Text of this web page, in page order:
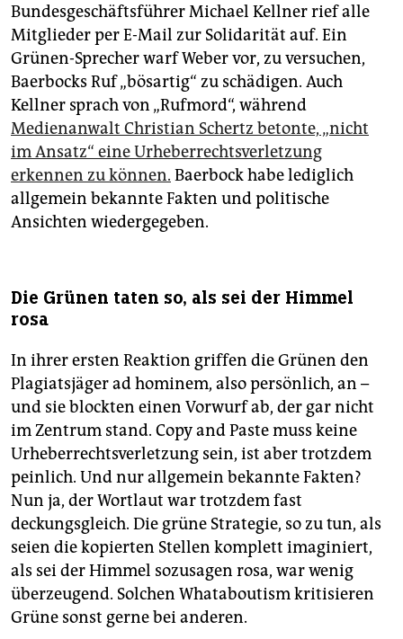
Bundesgeschäftsführer Michael Kellner rief alle
Mitglieder per E-Mail zur Solidarität auf. Ein
Grünen-Sprecher warf Weber vor, zu versuchen,
Baerbocks Ruf „bösartig“ zu schädigen. Auch
Kellner sprach von „Rufmord“, während
Medienanwalt Christian Schertz betonte, „nicht
im Ansatz“ eine Urheberrechtsverletzung
erkennen zu können. Baerbock habe lediglich
allgemein bekannte Fakten und politische
Ansichten wiedergegeben.
Die Grünen taten so, als sei der Himmel
rosa
In ihrer ersten Reaktion griffen die Grünen den
Plagiatsjäger ad hominem, also persönlich, an –
und sie blockten einen Vorwurf ab, der gar nicht
im Zentrum stand. Copy and Paste muss keine
Urheberrechtsverletzung sein, ist aber trotzdem
peinlich. Und nur allgemein bekannte Fakten?
Nun ja, der Wortlaut war trotzdem fast
deckungsgleich. Die grüne Strategie, so zu tun, als
seien die kopierten Stellen komplett imaginiert,
als sei der Himmel sozusagen rosa, war wenig
überzeugend. Solchen Whataboutism kritisieren
Grüne sonst gerne bei anderen.